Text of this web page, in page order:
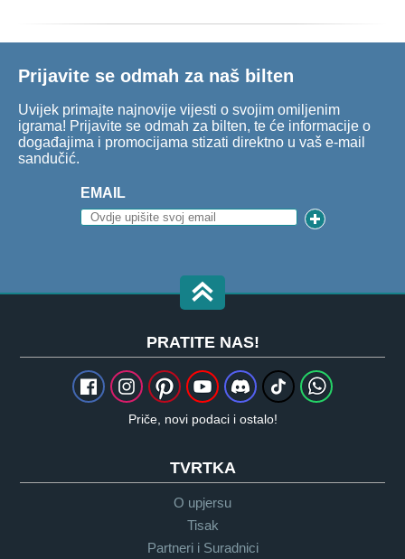
Prijavite se odmah za naš bilten
Uvijek primajte najnovije vijesti o svojim omiljenim
igrama! Prijavite se odmah za bilten, te će informacije o
događajima i promocijama stizati direktno u vaš e-mail
sandučić.
EMAIL
PRATITE NAS!
Priče, novi podaci i ostalo!
TVRTKA
O upjersu
Tisak
Partneri i Suradnici